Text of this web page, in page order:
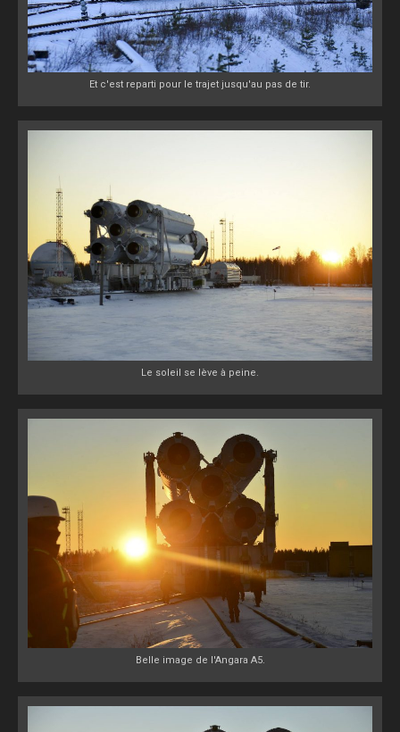
Et c'est reparti pour le trajet jusqu'au pas de tir.
Le soleil se lève à peine.
Belle image de l'Angara A5.